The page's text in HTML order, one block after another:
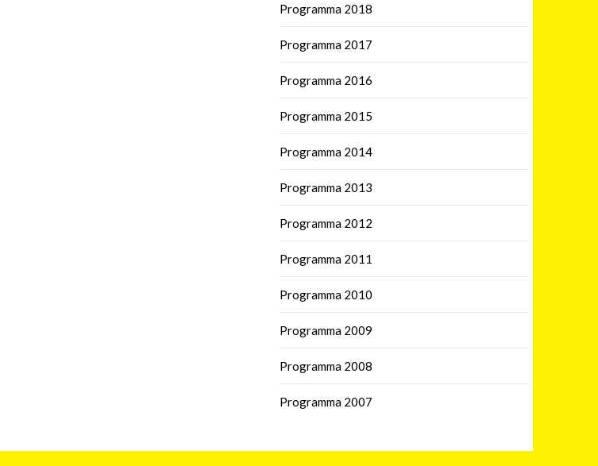
Programma 2018
Programma 2017
Programma 2016
Programma 2015
Programma 2014
Programma 2013
Programma 2012
Programma 2011
Programma 2010
Programma 2009
Programma 2008
Programma 2007